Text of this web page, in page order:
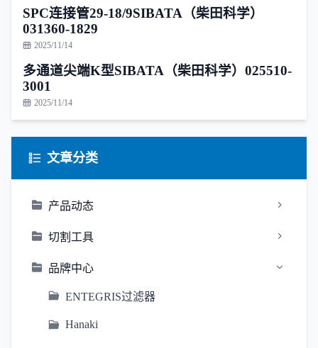
SPC连接管29-18/9SIBATA（柴田科学）
031360-1829
2025/11/14
多通道尖端K型SIBATA（柴田科学）025510-
3001
2025/11/14
文章分类
产品动态
切割工具
品牌中心
ENTEGRIS过滤器
Hanaki